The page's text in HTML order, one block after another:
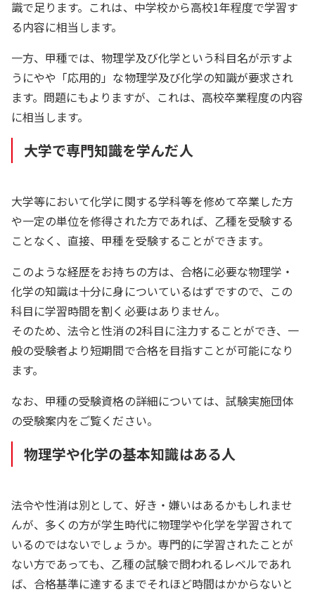
識で足ります。これは、中学校から高校1年程度で学習す
る内容に相当します。
一方、甲種では、物理学及び化学という科目名が示すよ
うにやや「応用的」な物理学及び化学の知識が要求され
ます。問題にもよりますが、これは、高校卒業程度の内容
に相当します。
大学で専門知識を学んだ人
大学等において化学に関する学科等を修めて卒業した方
や一定の単位を修得された方であれば、乙種を受験する
ことなく、直接、甲種を受験することができます。
このような経歴をお持ちの方は、合格に必要な物理学・
化学の知識は十分に身についているはずですので、この
科目に学習時間を割く必要はありません。
そのため、法令と性消の2科目に注力することができ、一
般の受験者より短期間で合格を目指すことが可能になり
ます。
なお、甲種の受験資格の詳細については、試験実施団体
の受験案内をご覧ください。
物理学や化学の基本知識はある人
法令や性消は別として、好き・嫌いはあるかもしれませ
んが、多くの方が学生時代に物理学や化学を学習されて
いるのではないでしょうか。専門的に学習されたことが
ない方であっても、乙種の試験で問われるレベルであれ
ば、合格基準に達するまでそれほど時間はかからないと